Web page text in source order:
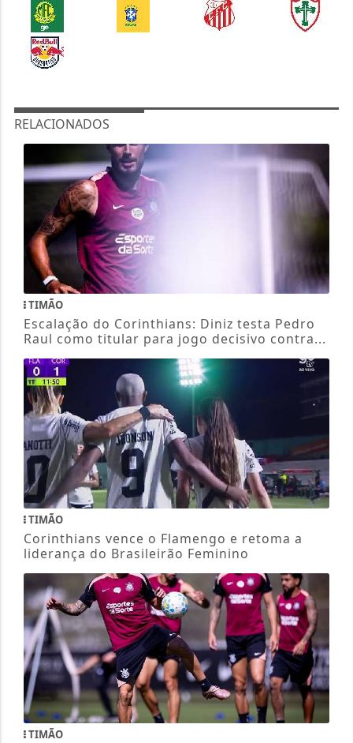
RELACIONADOS
TIMÃO
Escalação do Corinthians: Diniz testa Pedro
Raul como titular para jogo decisivo contra...
TIMÃO
Corinthians vence o Flamengo e retoma a
liderança do Brasileirão Feminino
TIMÃO